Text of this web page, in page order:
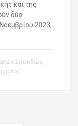
και της
δύο
2023,
Σπουδών,